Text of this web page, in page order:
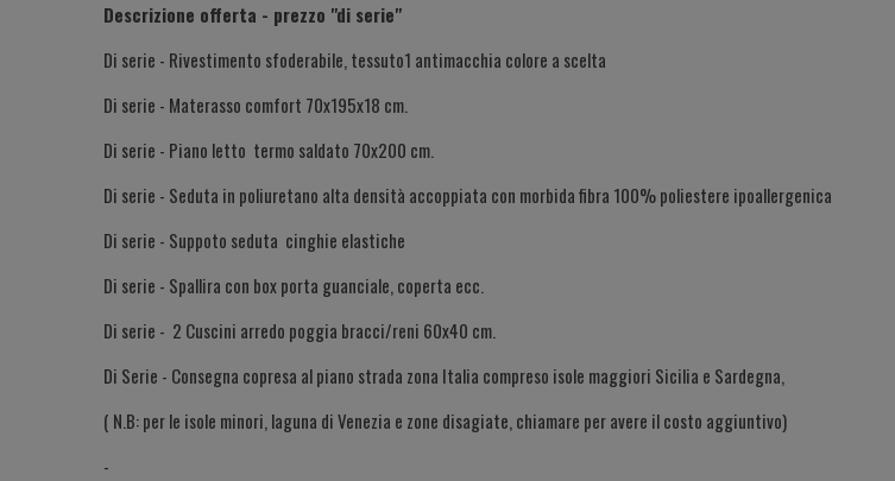
Descrizione offerta - prezzo "di serie"
Di serie - Rivestimento sfoderabile, tessuto1 antimacchia colore a scelta
Di serie - Materasso comfort 70x195x18 cm.
Di serie - Piano letto termo saldato 70x200 cm.
Di serie - Seduta in poliuretano alta densità accoppiata con morbida fibra 100% poliestere ipoallergenica
Di serie - Suppoto seduta cinghie elastiche
Di serie - Spallira con box porta guanciale, coperta ecc.
Di serie - 2 Cuscini arredo poggia bracci/reni 60x40 cm.
Di Serie - Consegna copresa al piano strada zona Italia compreso isole maggiori Sicilia e Sardegna,
( N.B: per le isole minori, laguna di Venezia e zone disagiate, chiamare per avere il costo aggiuntivo)
-